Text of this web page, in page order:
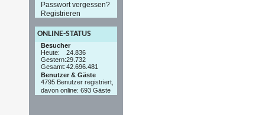
Passwort vergessen?
Registrieren
ONLINE-STATUS
Besucher
Heute:
24.836
Gestern:29.732
Gesamt:42.696.481
Benutzer & Gäste
4795 Benutzer registriert,
davon online: 693 Gäste